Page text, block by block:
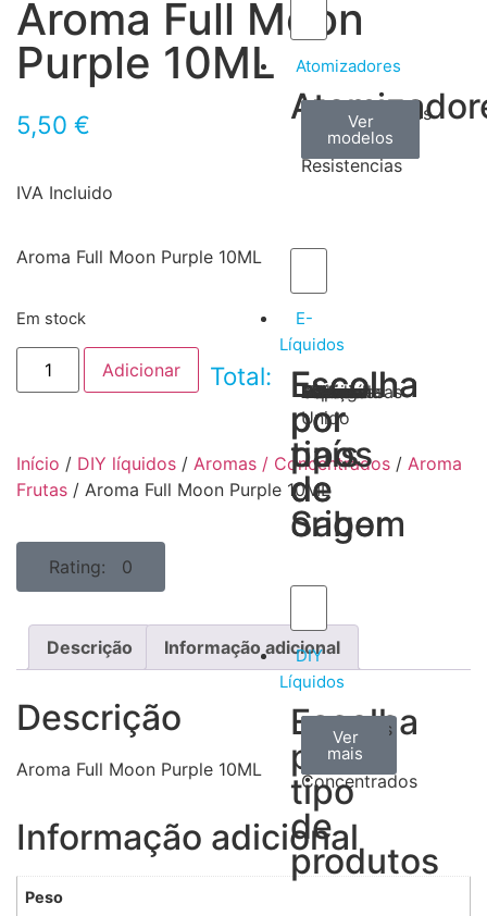
Atomizadores
Claromizadores
Ver
modelos
Reconstruíveis
Ver
modelos
Resistencias
Ver
modelos
E-
Líquidos
Escolha
por
tipos
de
Sabor
Tabaco
Frutas
Bebidas
Frescos
Sobremesas
Escolha
por
país
de
origem
Portugal
Alemanha
USA
Reino
Unido
Canadá
França
Malásia
Filipinas
Espanha
Polónia
Grécia
DIY
Líquidos
Escolha
por
tipo
de
produtos
Aromas
Concentrados
Ver
todos
Bases
Ver
mais
Accesorios
Ver
mais
Aroma Full Moon
Purple 10ML
5,50 €
IVA Incluido
Aroma Full Moon Purple 10ML
Em stock
Adicionar Total:
Início / DIY líquidos / Aromas / Concentrados / Aroma
Frutas / Aroma Full Moon Purple 10ML
Rating: 0
Descrição Informação adicional
Descrição
Aroma Full Moon Purple 10ML
Informação adicional
Peso